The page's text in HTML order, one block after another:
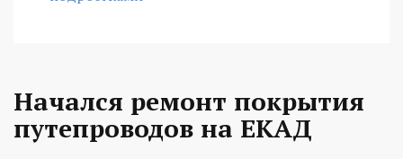
Начался ремонт покрытия
путепроводов на ЕКАД